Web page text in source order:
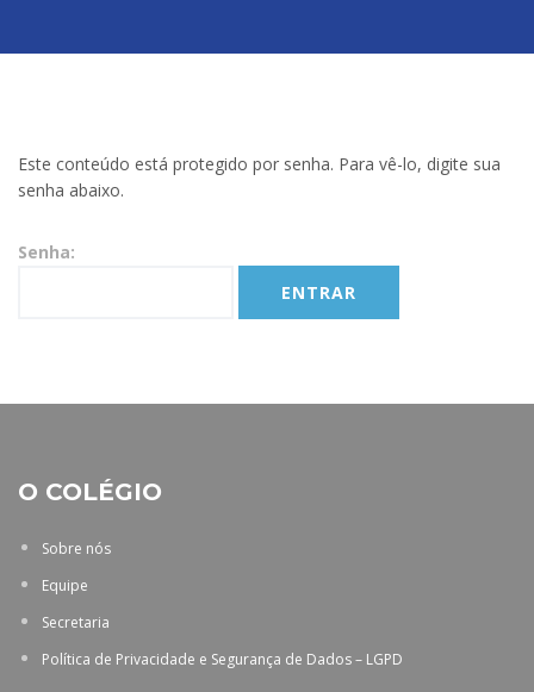
Este conteúdo está protegido por senha. Para vê-lo, digite sua
senha abaixo.
Senha:
O COLÉGIO
Sobre nós
Equipe
Secretaria
Política de Privacidade e Segurança de Dados – LGPD